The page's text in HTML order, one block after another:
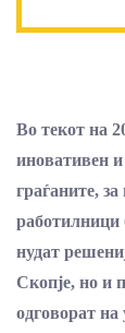
Во текот на
иновативен
граѓаните,
работилници
нудат
Скопје, но и
одговорат на